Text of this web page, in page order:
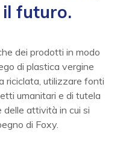
futuro.
dei prodotti in modo
di plastica vergine
riciclata, utilizzare fonti
umanitari e di tutela
delle attività in cui si
di Foxy.